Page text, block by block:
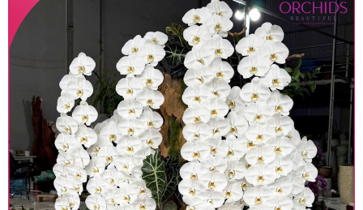
Lưu ý trước khi đặt hàng
• Về cây hoa: Một chậu hoa lan hồ điệp đẹp và
hoàn chỉnh sẽ được phối ghép từ nhiều cây hoa